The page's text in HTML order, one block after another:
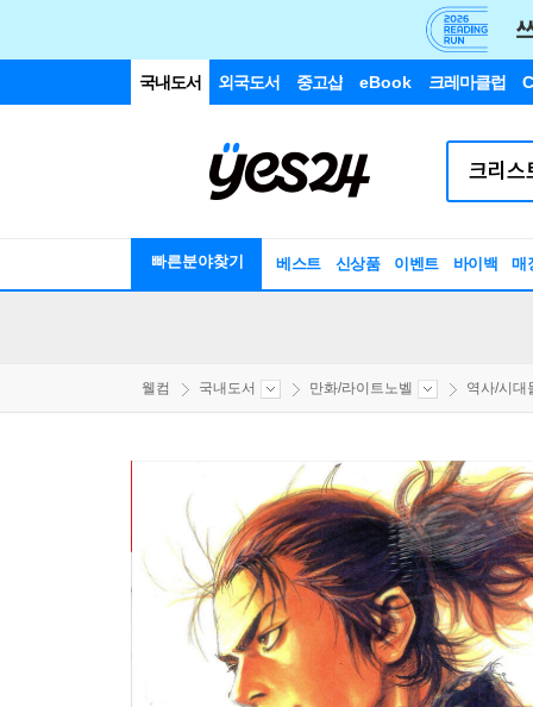
국내도서 외국도서 중고샵 eBook 크레마클럽
빠른분야찾기 베스트 신상품 이벤트 바이백 매
웰컴 국내도서 만화/라이트노벨 역사/시대